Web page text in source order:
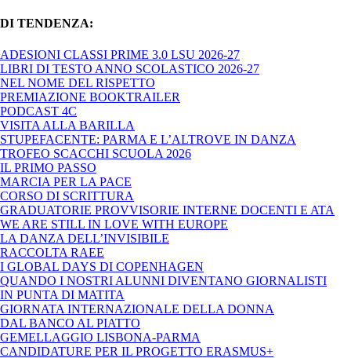
DI TENDENZA:
ADESIONI CLASSI PRIME 3.0 LSU 2026-27
LIBRI DI TESTO ANNO SCOLASTICO 2026-27
NEL NOME DEL RISPETTO
PREMIAZIONE BOOKTRAILER
PODCAST 4C
VISITA ALLA BARILLA
STUPEFACENTE: PARMA E L’ALTROVE IN DANZA
TROFEO SCACCHI SCUOLA 2026
IL PRIMO PASSO
MARCIA PER LA PACE
CORSO DI SCRITTURA
GRADUATORIE PROVVISORIE INTERNE DOCENTI E ATA
WE ARE STILL IN LOVE WITH EUROPE
LA DANZA DELL’INVISIBILE
RACCOLTA RAEE
I GLOBAL DAYS DI COPENHAGEN
QUANDO I NOSTRI ALUNNI DIVENTANO GIORNALISTI
IN PUNTA DI MATITA
GIORNATA INTERNAZIONALE DELLA DONNA
DAL BANCO AL PIATTO
GEMELLAGGIO LISBONA-PARMA
CANDIDATURE PER IL PROGETTO ERASMUS+